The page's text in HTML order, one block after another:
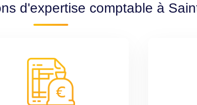
d'expertise comptable à